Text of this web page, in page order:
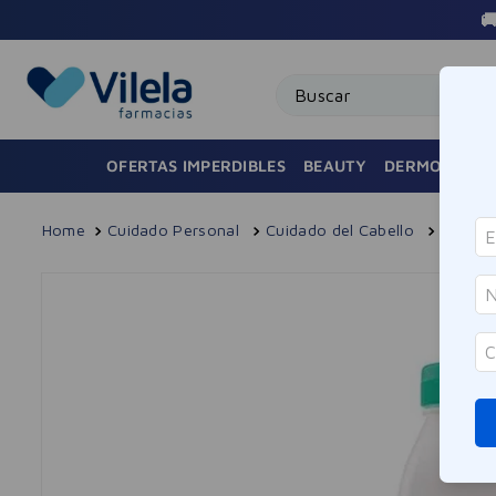
OFERTAS IMPERDIBLES BEAUTY
Cuidado Personal Cuidado del Cabello